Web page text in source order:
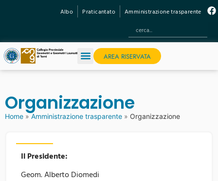
Albo Praticantato Amministrazione trasparente
AREA RISERVATA
Organizzazione
Home » Amministrazione trasparente » Organizzazione
Il Presidente:
Geom. Alberto Diomedi